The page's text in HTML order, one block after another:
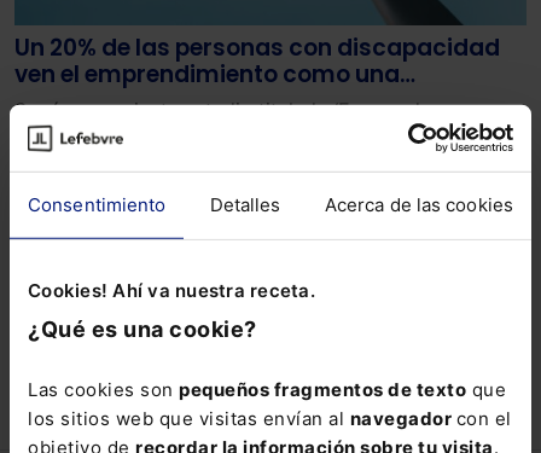
Consentimiento Detalles Acerca de las cookies
Cookies! Ahí va nuestra receta.
¿Qué es una cookie?
Las cookies son pequeños fragmentos de texto que
los sitios web que visitas envían al navegador con el
objetivo de recordar la información sobre tu visita.
Un 20% de las personas con discapacidad
ven el emprendimiento como una
oportunidad
Según un reciente estudio titulado ‘Emprender con
discapacidad en España‘, realizado por la Fundación
ONCE y el Observatorio del Emprendimiento en España
(GEM), más del 20% de las personas con discapacidad
muestran interés en el emprendimiento.
Lefebvre
18-11-2024
«